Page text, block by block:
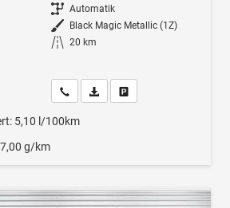
Getriebe Automatik
Außenfarbe Black Magic Metallic (1Z)
Kilometerstand 20 km
Wir rufen Sie anFahrzeugexposé (PDF)
5,10 l/100km
g/km